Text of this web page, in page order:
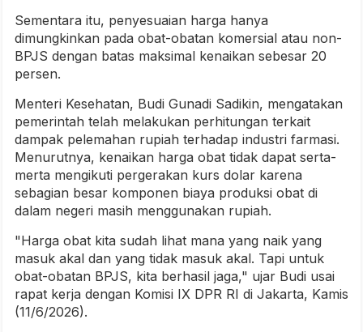
Sementara itu, penyesuaian harga hanya
dimungkinkan pada obat-obatan komersial atau non-
BPJS dengan batas maksimal kenaikan sebesar 20
persen.
Menteri Kesehatan, Budi Gunadi Sadikin, mengatakan
pemerintah telah melakukan perhitungan terkait
dampak pelemahan rupiah terhadap industri farmasi.
Menurutnya, kenaikan harga obat tidak dapat serta-
merta mengikuti pergerakan kurs dolar karena
sebagian besar komponen biaya produksi obat di
dalam negeri masih menggunakan rupiah.
"Harga obat kita sudah lihat mana yang naik yang
masuk akal dan yang tidak masuk akal. Tapi untuk
obat-obatan BPJS, kita berhasil jaga," ujar Budi usai
rapat kerja dengan Komisi IX DPR RI di Jakarta, Kamis
(11/6/2026).